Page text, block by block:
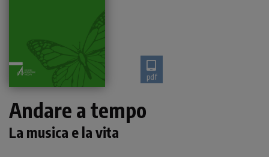
pdf
Andare a tempo
La musica e la vita